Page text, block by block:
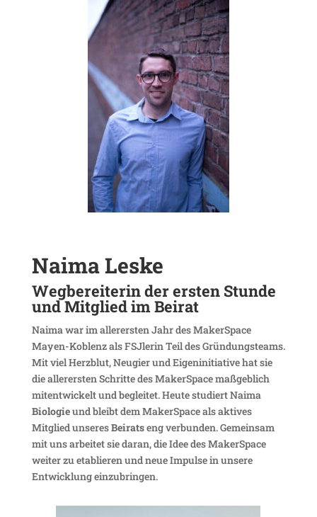
Naima Leske
Wegbe­rei­terin der ersten Stunde
und Mitglied im Beirat
Naima war im aller­ersten Jahr des Maker­Space
Mayen-Koblenz als FSJlerin Teil des Grün­dungs­teams.
Mit viel Herz­blut, Neugier und Eigen­in­itia­tive hat sie
die aller­ersten Schritte des Maker­Space maßgeb­lich
mitent­wi­ckelt und begleitet. Heute studiert Naima
Biologieund bleibt dem Maker­Space als aktives
Mitglied unseresBeiratseng verbunden. Gemeinsam
mit uns arbeitet sie daran, die Idee des Maker­Space
weiter zu etablieren und neue Impulse in unsere
Entwick­lung einzubringen.